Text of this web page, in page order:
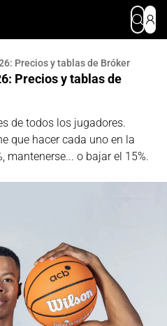
Precios y tablas de Bróker
Precios y tablas de
de todos los jugadores.
que hacer cada uno en la
mantenerse... o bajar el 15%.